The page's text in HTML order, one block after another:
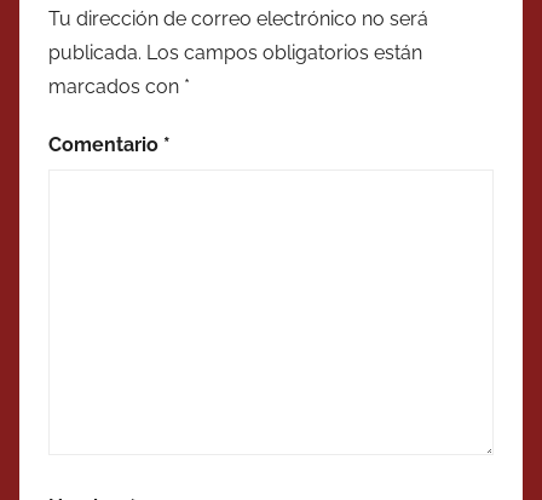
Tu dirección de correo electrónico no será
publicada. Los campos obligatorios están
marcados con *
Comentario *